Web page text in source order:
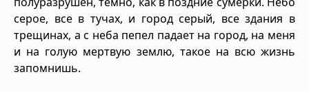
серое, все в тучах, и город серый, все здания в
трещинах, а с неба пепел падает на город, на меня
и на голую мертвую землю, такое на всю жизнь
запомнишь.